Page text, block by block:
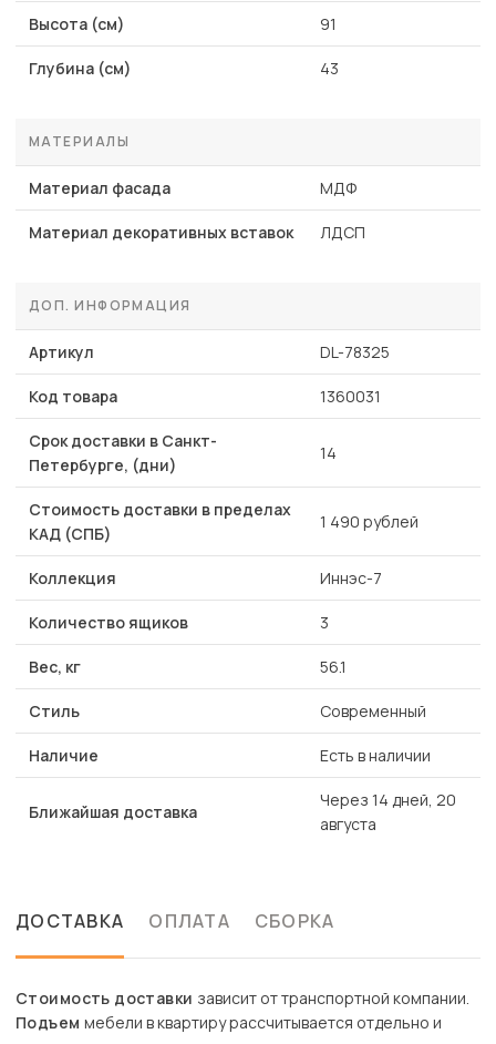
Высота (см) 91
Глубина (см) 43
МАТЕРИАЛЫ
Материал фасада МДФ
Материал декоративных вставок ЛДСП
ДОП. ИНФОРМАЦИЯ
Артикул DL-78325
Код товара 1360031
Срок доставки в Санкт-
Петербурге, (дни)
14
Стоимость доставки в пределах
КАД (СПБ)
1 490 рублей
Коллекция Иннэс-7
Количество ящиков 3
Вес, кг 56.1
Стиль Современный
Наличие Есть в наличии
Ближайшая доставка
Через 14 дней, 20
августа
ДОСТАВКА ОПЛАТА СБОРКА
Стоимость доставки зависит от транспортной компании.
Подъем мебели в квартиру рассчитывается отдельно и